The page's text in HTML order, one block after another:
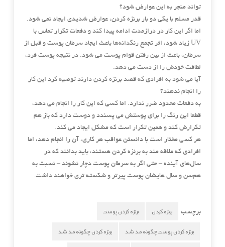
‌تواند منجر به این عوارض شود؟
قدر مسلم با یکی دو بار برنزه کردن، عوارض شدیدی ایجاد نمی ‌شود.
اما اگر این کار در درازمدت ادامه پیدا کند و دفعات تکرار تماس با
UV زیاد شود، اثر تجمع رنگدانه‌ها باعث ایجاد سرطان پوست و قبل از
سرطان، باعث از بین رفتن قوام پوست می‌ شود. در نتیجه پوست فرد،
لطافت خودش را از دست می ‌دهد.
آیا می ‌شود به افرادی که قصد برنزه کردن دارند توصیه کرد این کار
را انجام ندهند؟
به دفعات محدود ضرر ندارد. اما کسی که این کار را انجام می ‌دهد،
قطعا این رنگ را برای پوستش می ‌‌پسندد و دوست دارد که باز هم
تکرارش کند و همین تکرار است که مشکل ایجاد می‌ کند.
هر کسی مختار است با دانستن عواقب هر کاری، آن را انجام دهد، اما
افرادی که علاقه ‌مند به برنزه کردن هستند، باید بدانند که در
سال‌های آینده – حتی اگر به سرطان پوست دچار نشوند – نسبت به
هم‌سن و سال هایشان پوست پیرتر و شکسته ‌تری خواهند داشت.
برچسب برنزه کردن برنزه کردن پوست
برنزه کردن پوست چگونه مد شد برنزه کردن چگونه مد شد